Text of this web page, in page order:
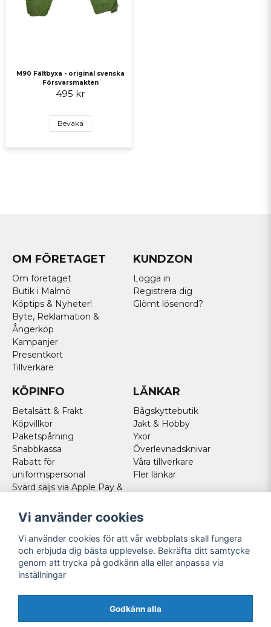
M90 Fältbyxa - original svenska
Försvarsmakten
495 kr
Bevaka
OM FÖRETAGET
Om företaget
Butik i Malmö
Köptips & Nyheter!
Byte, Reklamation &
Ångerköp
Kampanjer
Presentkort
Tillverkare
KUNDZON
Logga in
Registrera dig
Glömt lösenord?
KÖPINFO
Betalsätt & Frakt
Köpvillkor
Paketspårning
Snabbkassa
Rabatt för
uniformspersonal
Svärd säljs via Apple Pay &
Norska kunder
Cookies
LÄNKAR
Bågskyttebutik
Jakt & Hobby
Yxor
Överlevnadsknivar
Våra tillverkare
Fler länkar
FÖLJ OSS
Facebook
Instagram
Youtube
Vi använder cookies
Vi använder cookies för att vår webbplats skall fungera
och erbjuda dig bästa upplevelse. Bekräfta ditt samtycke
genom att trycka på godkänn alla eller anpassa via
inställningar
Godkänn alla